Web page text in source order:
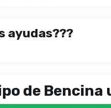
ayudas???
de Bencina